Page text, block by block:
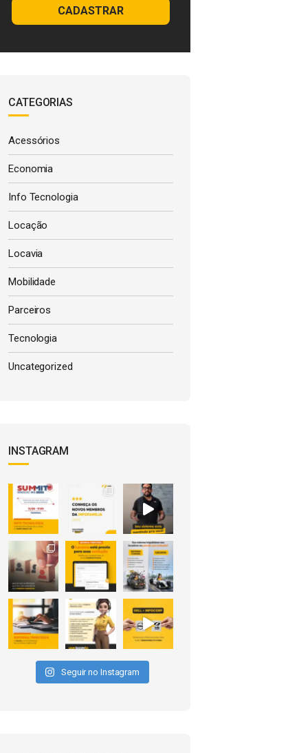
CADASTRAR
CATEGORIAS
Acessórios
Economia
Info Tecnologia
Locação
Locavia
Mobilidade
Parceiros
Tecnologia
Uncategorized
INSTAGRAM
Seguir no Instagram